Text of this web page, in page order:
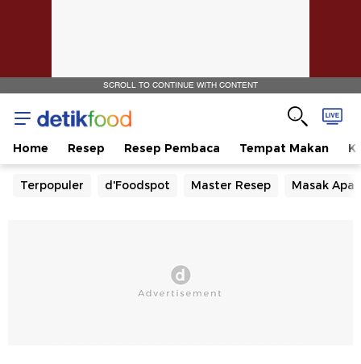
SCROLL TO CONTINUE WITH CONTENT
Home Resep Resep Pembaca Tempat Makan
Terpopuler d'Foodspot Master Resep Masak Apa